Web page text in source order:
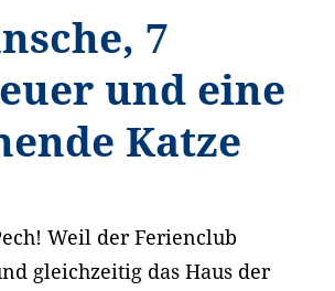
7
und eine
Katze
Weil der Ferienclub
gleichzeitig das Haus der